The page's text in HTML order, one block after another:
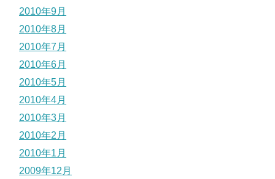
2010年9月
2010年8月
2010年7月
2010年6月
2010年5月
2010年4月
2010年3月
2010年2月
2010年1月
2009年12月